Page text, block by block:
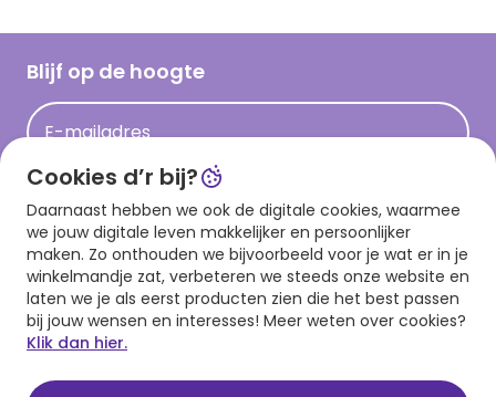
Hallmark Kaartclub
Acties
Cadeau inspiratie
Op kamp gedichten en versjes
Leuke en grappige op kamp teksten
Blijf op de hoogte
E-mailadres
Aanmelden
Download onze app
Cookies d’r bij?
Daarnaast hebben we ook de digitale cookies, waarmee
we jouw digitale leven makkelijker en persoonlijker
maken. Zo onthouden we bijvoorbeeld voor je wat er in je
winkelmandje zat, verbeteren we steeds onze website en
laten we je als eerst producten zien die het best passen
bij jouw wensen en interesses! Meer weten over cookies?
Klik dan hier.